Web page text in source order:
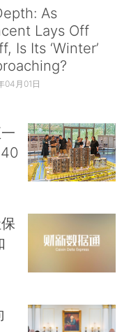
As
Lays Off
Is Its ‘Winter’
04月01日